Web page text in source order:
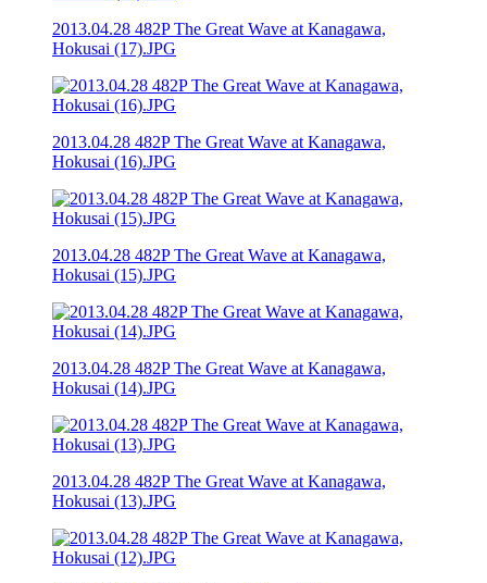
2013.04.28 482P The Great Wave at Kanagawa,
Hokusai (17).JPG
2013.04.28 482P The Great Wave at Kanagawa,
Hokusai (16).JPG
2013.04.28 482P The Great Wave at Kanagawa,
Hokusai (15).JPG
2013.04.28 482P The Great Wave at Kanagawa,
Hokusai (14).JPG
2013.04.28 482P The Great Wave at Kanagawa,
Hokusai (13).JPG